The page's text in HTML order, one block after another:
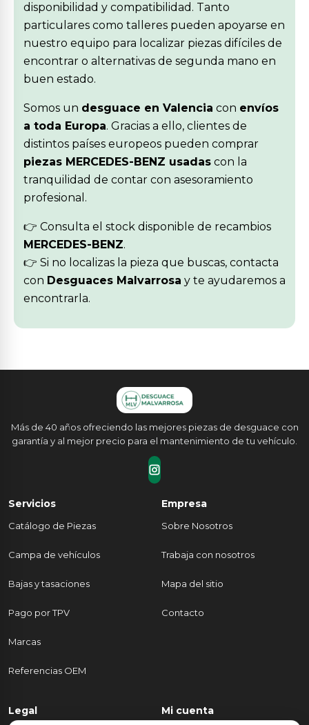
disponibilidad y compatibilidad. Tanto
particulares como talleres pueden apoyarse en
nuestro equipo para localizar piezas difíciles de
encontrar o alternativas de segunda mano en
buen estado.
Somos un desguace en Valencia con envíos
a toda Europa. Gracias a ello, clientes de
distintos países europeos pueden comprar
piezas MERCEDES-BENZ usadas con la
tranquilidad de contar con asesoramiento
profesional.
👉 Consulta el stock disponible de recambios
MERCEDES-BENZ.
👉 Si no localizas la pieza que buscas, contacta
con Desguaces Malvarrosa y te ayudaremos a
encontrarla.
Más de 40 años ofreciendo las mejores piezas de desguace con
garantía y al mejor precio para el mantenimiento de tu vehículo.
Servicios
Catálogo de Piezas
Campa de vehículos
Bajas y tasaciones
Pago por TPV
Marcas
Referencias OEM
Empresa
Sobre Nosotros
Trabaja con nosotros
Mapa del sitio
Contacto
Legal Mi cuenta